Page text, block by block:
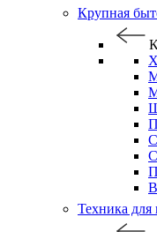
Крупная
Техника